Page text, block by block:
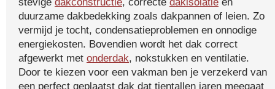
duurzame dakbedekking zoals dakpannen of leien. Zo
vermijd je tocht, condensatieproblemen en onnodige
energiekosten. Bovendien wordt het dak correct
afgewerkt met onderdak, nokstukken en ventilatie.
Door te kiezen voor een vakman ben je verzekerd van
een perfect geplaatst dak dat tientallen jaren meegaat